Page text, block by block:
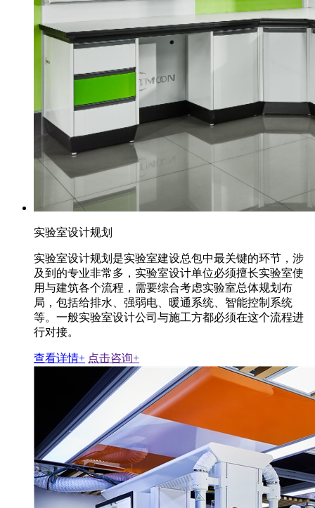
实验室设计规划
实验室设计规划是实验室建设总包中最关键的环节，涉
及到的专业非常多，实验室设计单位必须擅长实验室使
用与建筑各个流程，需要综合考虑实验室总体规划布
局，包括给排水、强弱电、暖通系统、智能控制系统
等。一般实验室设计公司与施工方都必须在这个流程进
行对接。
查看详情+ 点击咨询+